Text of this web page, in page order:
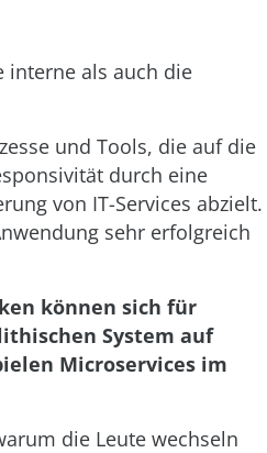
interne als auch die
und Tools, die auf die
durch eine
von IT-Services abzielt.
sehr erfolgreich
können sich für
System auf
Microservices im
die Leute wechseln